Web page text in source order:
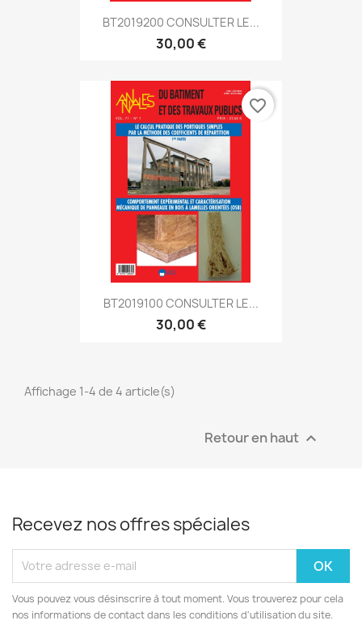
BT2019200 CONSULTER LE...
30,00 €
BT2019100 CONSULTER LE...
30,00 €
favorite_border
Affichage 1-4 de 4 article(s)
Retour en haut 
Recevez nos offres spéciales
Vous pouvez vous désinscrire à tout moment. Vous trouverez pour cela
nos informations de contact dans les conditions d'utilisation du site.